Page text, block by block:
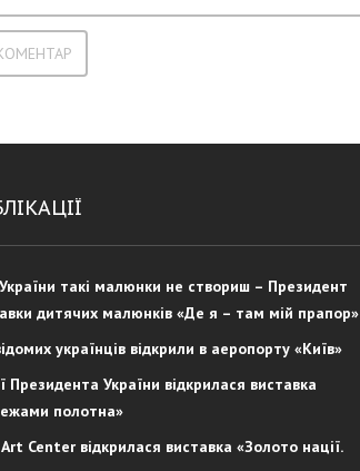
такі малюнки не створиш – Президент
дитячих малюнків «Де я – там мій прапор»
українців відкрили в аеропорту «Київ»
Президента України відкрилася виставка
полотна»
Center відкрилася виставка «Золото нації.